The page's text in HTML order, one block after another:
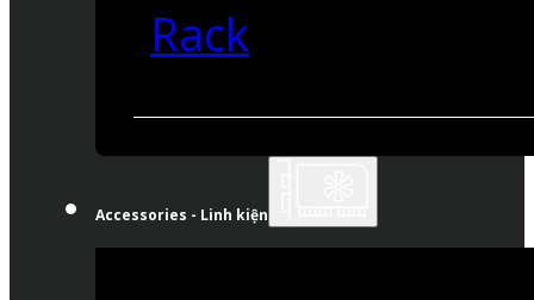
Rack
Accessories - Linh kiện